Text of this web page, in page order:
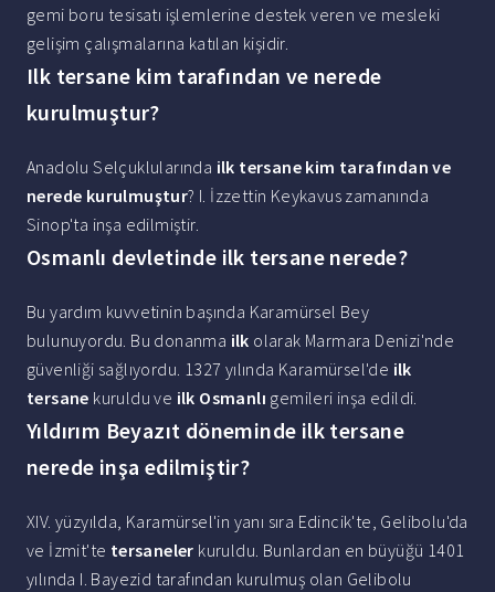
gemi boru tesisatı işlemlerine destek veren ve mesleki
gelişim çalışmalarına katılan kişidir.
Ilk tersane kim tarafından ve nerede
kurulmuştur?
Anadolu Selçuklularında ilk tersane kim tarafından ve
nerede kurulmuştur? I. İzzettin Keykavus zamanında
Sinop'ta inşa edilmiştir.
Osmanlı devletinde ilk tersane nerede?
Bu yardım kuvvetinin başında Karamürsel Bey
bulunuyordu. Bu donanma ilk olarak Marmara Denizi'nde
güvenliği sağlıyordu. 1327 yılında Karamürsel'de ilk
tersane kuruldu ve ilk Osmanlı gemileri inşa edildi.
Yıldırım Beyazıt döneminde ilk tersane
nerede inşa edilmiştir?
XIV. yüzyılda, Karamürsel'in yanı sıra Edincik'te, Gelibolu'da
ve İzmit'te tersaneler kuruldu. Bunlardan en büyüğü 1401
yılında I. Bayezid tarafından kurulmuş olan Gelibolu